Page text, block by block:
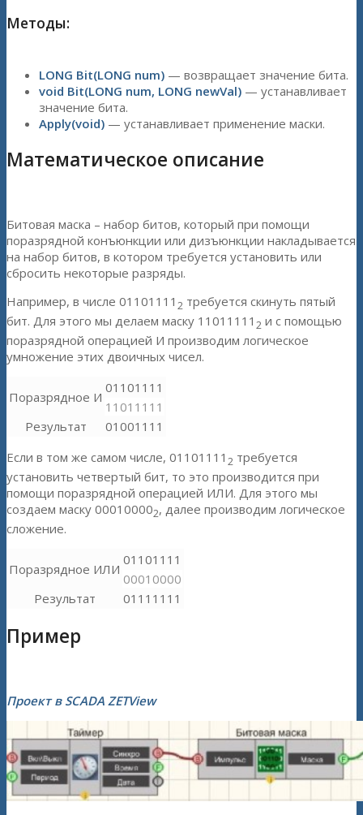
Методы:
LONG Bit(LONG num) — возвращает значение бита.
void Bit(LONG num, LONG newVal) — устанавливает
значение бита.
Apply(void) — устанавливает применение маски.
Математическое описание
Битовая маска – набор битов, который при помощи
поразрядной конъюнкции или дизъюнкции накладывается
на набор битов, в котором требуется установить или
сбросить некоторые разряды.
Например, в числе 01101111 2 требуется скинуть пятый
бит. Для этого мы делаем маску 11011111 2 и с помощью
поразрядной операцией И производим логическое
умножение этих двоичных чисел.
Поразрядное И
01101111
11011111
Результат
01001111
Если в том же самом числе, 01101111 2 требуется
установить четвертый бит, то это производится при
помощи поразрядной операцией ИЛИ. Для этого мы
создаем маску 000100002, далее производим логическое
сложение.
Поразрядное ИЛИ
01101111
00010000
Результат
01111111
Пример
Проект в SCADA ZETView